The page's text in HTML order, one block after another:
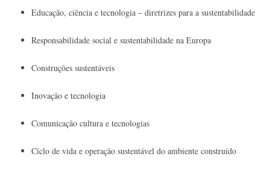
Educação, ciência e tecnologia – diretrizes para a sustentabilidade
Responsabilidade social e sustentabilidade na Europa
Construções sustentáveis
Inovação e tecnologia
Comunicação cultura e tecnologias
Ciclo de vida e operação sustentável do ambiente construído